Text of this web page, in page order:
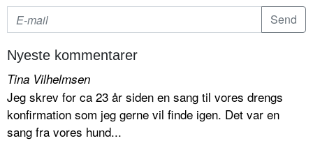
Nyeste kommentarer
Tina Vilhelmsen
Jeg skrev for ca 23 år siden en sang til vores drengs
konfirmation som jeg gerne vil finde igen. Det var en
sang fra vores hund...